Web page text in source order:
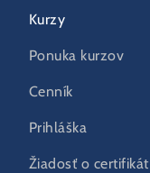
Kurzy
Ponuka kurzov
Cenník
Prihláška
Žiadosť o certifikát